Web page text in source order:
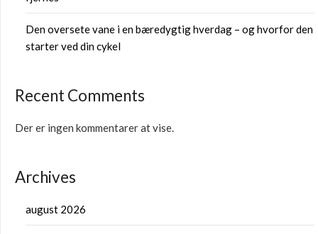
Den oversete vane i en bæredygtig hverdag – og hvorfor den
starter ved din cykel
Recent Comments
Der er ingen kommentarer at vise.
Archives
august 2026